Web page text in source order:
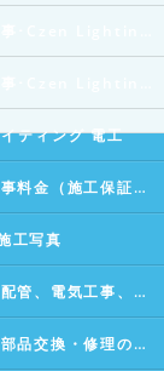
ティング 電工
取扱商品・工事料金（施工保証付き）
工写真
灯油ボイラー配管、電気工事、水漏れ修理などの動画
エコキュート部品交換・修理の動画